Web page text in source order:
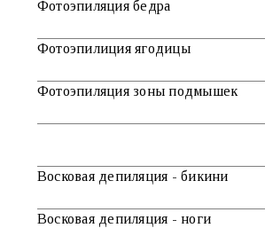
Фотоэпиляция бедра
Фотоэпилиция ягодицы
Фотоэпиляция зоны подмышек
Восковая депиляция - бикини
Восковая депиляция - ноги